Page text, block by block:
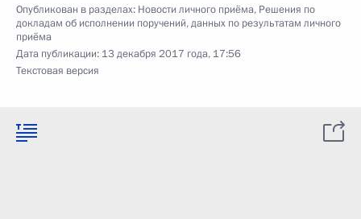
Опубликован в разделах: Новости личного приёма, Решения по
докладам об исполнении поручений, данных по результатам личного
приёма
Дата публикации: 13 декабря 2017 года, 17:56
Текстовая версия